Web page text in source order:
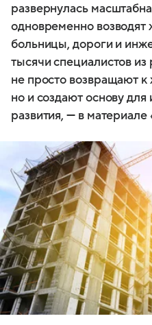
развернулась
одновременно
больницы, дороги и
тысячи специалистов
не просто возвращают к
но и создают основу
развития, — в материале